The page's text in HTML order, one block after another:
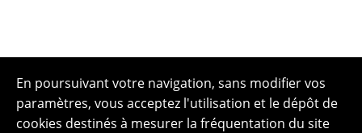
En poursuivant votre navigation, sans modifier vos
paramètres, vous acceptez l'utilisation et le dépôt de
cookies destinés à mesurer la fréquentation du site